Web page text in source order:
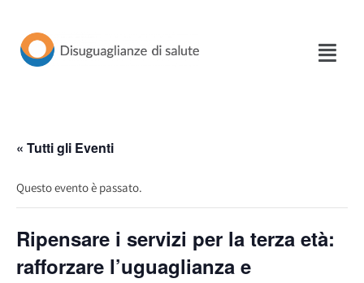
Vai
« Tutti gli Eventi
Questo evento è passato.
Ripensare i servizi per la terza età:
rafforzare l’uguaglianza e